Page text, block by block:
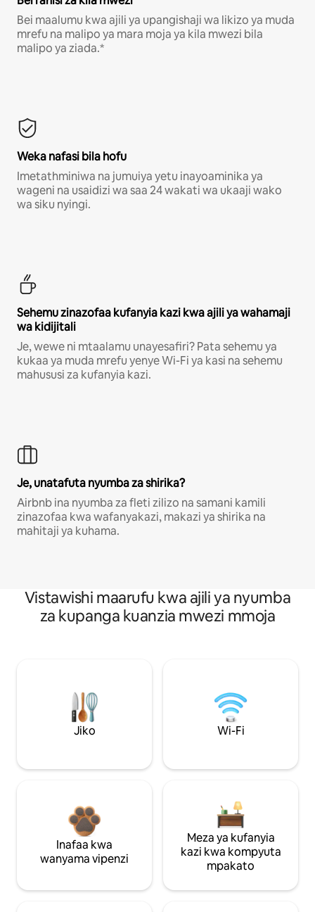
Bei maalumu kwa ajili ya upangishaji wa likizo ya muda
mrefu na malipo ya mara moja ya kila mwezi bila
malipo ya ziada.*
Weka nafasi bila hofu
Imetathminiwa na jumuiya yetu inayoaminika ya
wageni na usaidizi wa saa 24 wakati wa ukaaji wako
wa siku nyingi.
Sehemu zinazofaa kufanyia kazi kwa ajili ya wahamaji
wa kidijitali
Je, wewe ni mtaalamu unayesafiri? Pata sehemu ya
kukaa ya muda mrefu yenye Wi-Fi ya kasi na sehemu
mahususi za kufanyia kazi.
Je, unatafuta nyumba za shirika?
Airbnb ina nyumba za fleti zilizo na samani kamili
zinazofaa kwa wafanyakazi, makazi ya shirika na
mahitaji ya kuhama.
Vistawishi maarufu kwa ajili ya nyumba
za kupanga kuanzia mwezi mmoja
Jiko Wi-Fi
Inafaa kwa
wanyama vipenzi
Meza ya kufanyia
kazi kwa kompyuta
mpakato